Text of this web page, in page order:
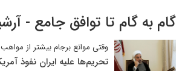
گام به گام تا توافق جامع -
وقتی موانع برجام بیشتر از
تحریم‌ها علیه ایران نفوذ